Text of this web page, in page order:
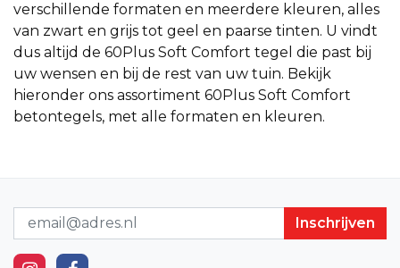
verschillende formaten en meerdere kleuren, alles
van zwart en grijs tot geel en paarse tinten. U vindt
dus altijd de 60Plus Soft Comfort tegel die past bij
uw wensen en bij de rest van uw tuin. Bekijk
hieronder ons assortiment 60Plus Soft Comfort
betontegels, met alle formaten en kleuren.
Nieuwsbrief